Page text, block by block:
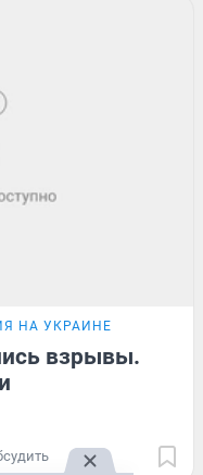
НА УКРАИНЕ
взрывы.